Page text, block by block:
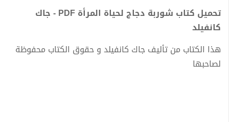
تحميل كتاب شوربة دجاج لحياة المرأة PDF - جاك
كانفيلد
هذا الكتاب من تأليف جاك كانفيلد و حقوق الكتاب محفوظة
لصاحبها